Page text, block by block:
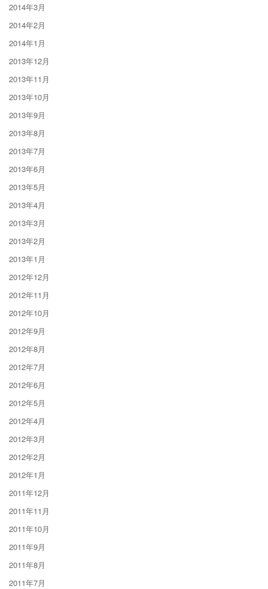
2014年3月
2014年2月
2014年1月
2013年12月
2013年11月
2013年10月
2013年9月
2013年8月
2013年7月
2013年6月
2013年5月
2013年4月
2013年3月
2013年2月
2013年1月
2012年12月
2012年11月
2012年10月
2012年9月
2012年8月
2012年7月
2012年6月
2012年5月
2012年4月
2012年3月
2012年2月
2012年1月
2011年12月
2011年11月
2011年10月
2011年9月
2011年8月
2011年7月